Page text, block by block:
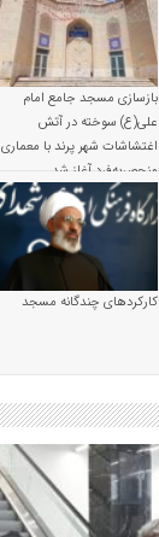
بازسازی مسجد جامع امام
علی(ع) سوخته در آتش
اغتشاشات شهر پرند با معماری
منحصربه‌فرد آغاز شد
کارکردهای چندگانه مسجد